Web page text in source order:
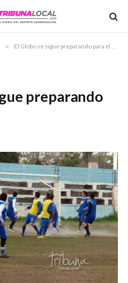
» El Globo se sigue preparando para el debut
preparando